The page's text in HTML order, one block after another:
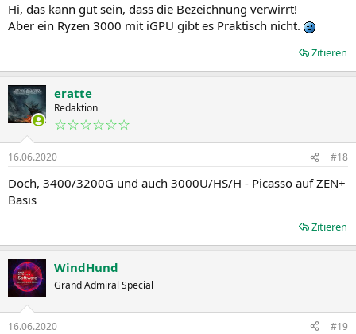
Hi, das kann gut sein, dass die Bezeichnung verwirrt!
Aber ein Ryzen 3000 mit iGPU gibt es Praktisch nicht.
Zitieren
eratte
Redaktion
☆☆☆☆☆☆
16.06.2020 #18
Doch, 3400/3200G und auch 3000U/HS/H - Picasso auf ZEN+
Basis
Zitieren
WindHund
Grand Admiral Special
16.06.2020 #19